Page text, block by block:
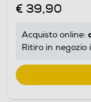
€ 39,90
Acquisto online:
Ritiro in